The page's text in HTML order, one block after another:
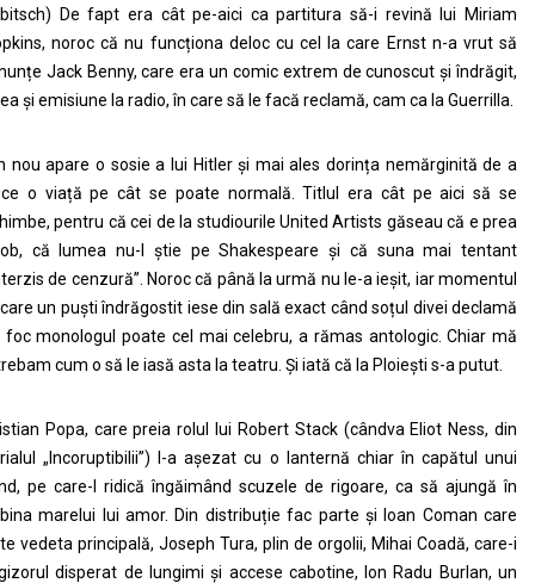
De fapt era cât pe-aici ca partitura să-i revină lui Miriam
noroc că nu funcționa deloc cu cel la care Ernst n-a vrut să
Jack Benny, care era un comic extrem de cunoscut și îndrăgit,
și emisiune la radio, în care să le facă reclamă, cam ca la Guerrilla.
nou apare o sosie a lui Hitler și mai ales dorința nemărginită de a
o viață pe cât se poate normală. Titlul era cât pe aici să se
pentru că cei de la studiourile United Artists găseau că e prea
că lumea nu-l știe pe Shakespeare și că suna mai tentant
de cenzură”. Noroc că până la urmă nu le-a ieșit, iar momentul
un puști îndrăgostit iese din sală exact când soțul divei declamă
foc monologul poate cel mai celebru, a rămas antologic. Chiar mă
cum o să le iasă asta la teatru. Și iată că la Ploiești s-a putut.
Popa, care preia rolul lui Robert Stack (cândva Eliot Ness, din
„Incoruptibilii”) l-a așezat cu o lanternă chiar în capătul unui
pe care-l ridică îngăimând scuzele de rigoare, ca să ajungă în
marelui lui amor. Din distribuție fac parte și Ioan Coman care
vedeta principală, Joseph Tura, plin de orgolii, Mihai Coadă, care-i
disperat de lungimi și accese cabotine, Ion Radu Burlan, un